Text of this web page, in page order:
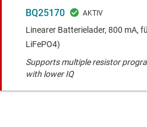
BQ25170
Linearer Batterielader, 800 mA,
LiFePO4)
Supports multiple resistor
with lower IQ